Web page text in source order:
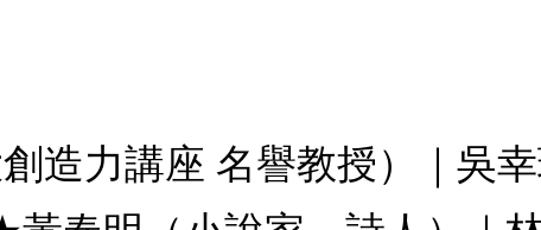
力講座 名譽教授）｜吳